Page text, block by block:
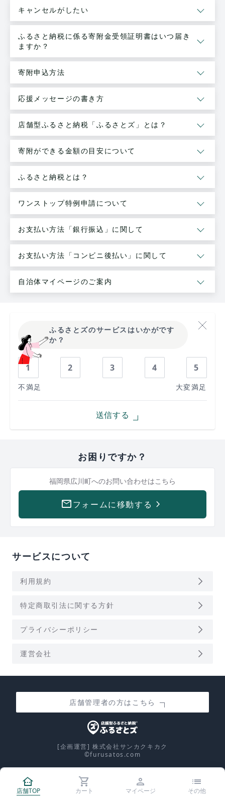
キャンセルがしたい
ふるさと納税に係る寄附金受領証明書はいつ届き
ますか？
寄附申込方法
応援メッセージの書き方
店舗型ふるさと納税「ふるさとズ」とは？
寄附ができる金額の目安について
ふるさと納税とは？
ワンストップ特例申請について
お支払い方法「銀行振込」に関して
お支払い方法「コンビニ後払い」に関して
自治体マイページのご案内
ふるさとズのサービスはいかがです
か？
1 2 3 4 5
不満足 大変満足
送信する
お困りですか？
福岡県広川町へのお問い合わせはこちら
mailフォームに移動する keyboard_arrow_right
サービスについて
利用規約 arrow_forward_ios
特定商取引法に関する方針 arrow_forward_ios
プライバシーポリシー arrow_forward_ios
運営会社 arrow_forward_ios
店舗管理者の方はこちら
[企画運営] 株式会社サンカクキカク
©furusatos.com
other_houses
店舗TOP
shopping_cart
カート
person
マイページ
list
その他
calculate控除上限額シミュレーション